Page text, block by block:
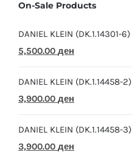
On-Sale Products
DANIEL KLEIN (DK.1.14301-6)
Original
was:
10,390.00 ден.
5,500.00 ден
is:
5,500.00 ден.
DANIEL KLEIN (DK.1.14458-2)
Original
was:
7,490.00 ден.
3,900.00 ден
is:
3,900.00 ден.
DANIEL KLEIN (DK.1.14458-3)
Original
3,900.00 ден